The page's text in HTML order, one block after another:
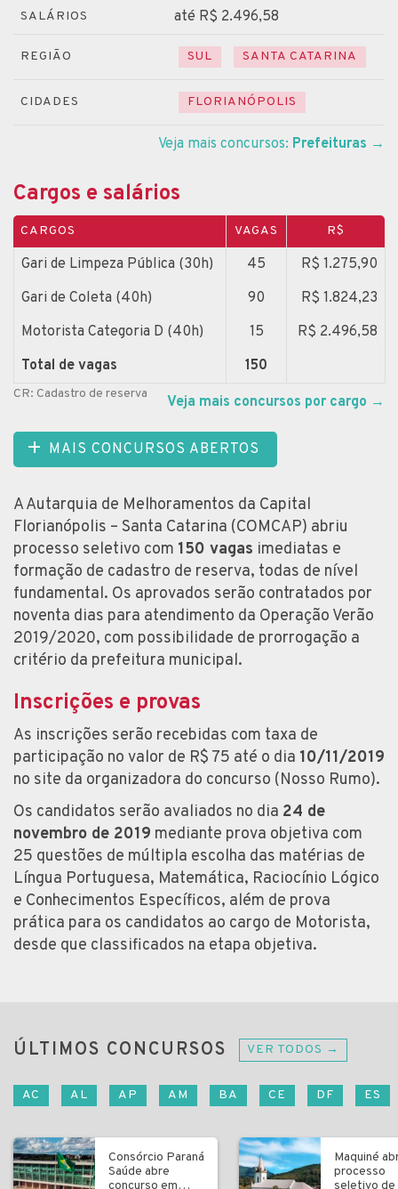
SALÁRIOS até R$ 2.496,58
REGIÃO SUL SANTA CATARINA
CIDADES FLORIANÓPOLIS
Veja mais concursos: Prefeituras →
Cargos e salários
CARGOS VAGAS R$
Gari de Limpeza Pública (30h) 45
R$ 1.275,90
Gari de Coleta (40h)
90
R$ 1.824,23
Motorista Categoria D (40h)
15
R$ 2.496,58
Total de vagas
150
CR: Cadastro de reserva Veja mais concursos por cargo →
MAIS CONCURSOS ABERTOS
A Autarquia de Melhoramentos da Capital
Florianópolis – Santa Catarina (COMCAP) abriu
processo seletivo com 150 vagas imediatas e
formação de cadastro de reserva, todas de nível
fundamental. Os aprovados serão contratados por
noventa dias para atendimento da Operação Verão
2019/2020, com possibilidade de prorrogação a
critério da prefeitura municipal.
Inscrições e provas
As inscrições serão recebidas com taxa de
participação no valor de R$ 75 até o dia 10/11/2019
no site da organizadora do concurso (Nosso Rumo).
Os candidatos serão avaliados no dia 24 de
novembro de 2019 mediante prova objetiva com
25 questões de múltipla escolha das matérias de
Língua Portuguesa, Matemática, Raciocínio Lógico
e Conhecimentos Específicos, além de prova
prática para os candidatos ao cargo de Motorista,
desde que classificados na etapa objetiva.
ÚLTIMOS CONCURSOS VER TODOS →
AC AL AP AM BA CE DF ES
Consórcio Paraná
Saúde abre
concurso em
Maquiné
processo
seletivo de